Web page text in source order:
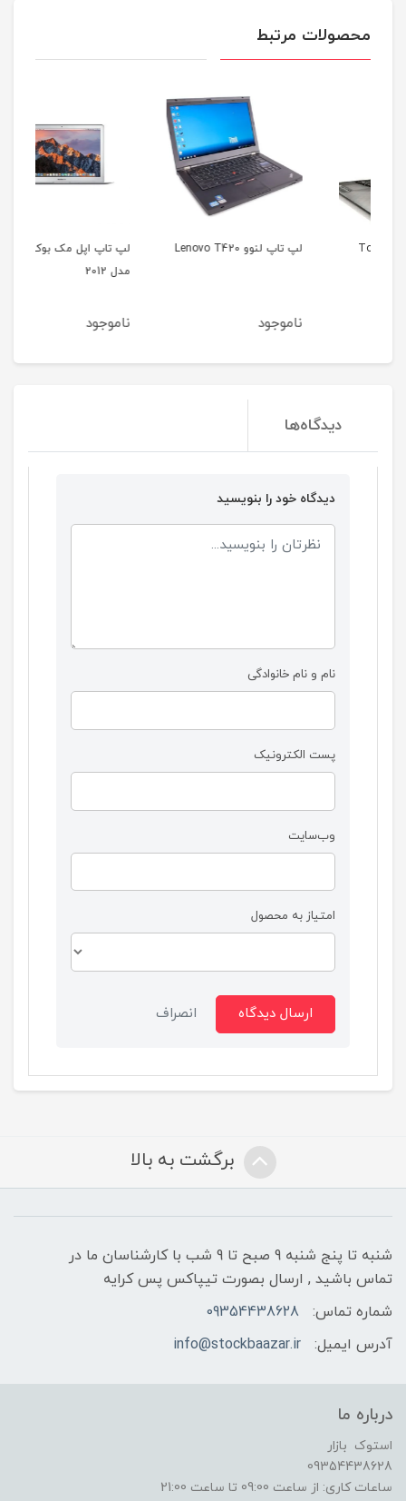
محصولات مرتبط
لپ تاپ لنوو Lenovo T420
لپ تاپ اپل مک بوک ایر
دیدگاه‌ها
دیدگاه خود را بنویسید
نام و نام خانوادگی
پست الکترونیک
وب‌سایت
امتیاز به محصول
ارسال دیدگاه انصراف
برگشت به بالا
شنبه تا پنج شنبه 9 صبح تا 9 شب با کارشناسان ما در
تماس باشید , ارسال بصورت تیپاکس پس کرایه
شماره تماس:
09354438628
آدرس ایمیل:
info@stockbaazar.ir
درباره ما
استوک بازار
09354438628
ساعات کاری: از ساعت 09:00 تا ساعت 21:00